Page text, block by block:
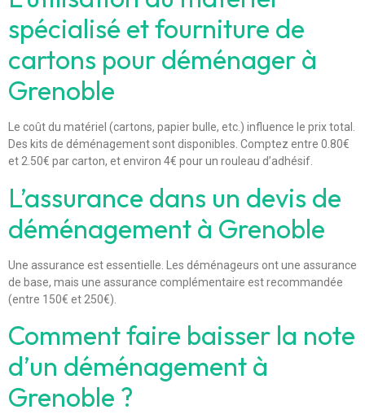
spécialisé et fourniture de
cartons pour déménager à
Grenoble
Le coût du matériel (cartons, papier bulle, etc.) influence le prix total.
Des kits de déménagement sont disponibles. Comptez entre 0.80€
et 2.50€ par carton, et environ 4€ pour un rouleau d’adhésif.
L’assurance dans un devis de
déménagement à Grenoble
Une assurance est essentielle. Les déménageurs ont une assurance
de base, mais une assurance complémentaire est recommandée
(entre 150€ et 250€).
Comment faire baisser la note
d’un déménagement à
Grenoble ?